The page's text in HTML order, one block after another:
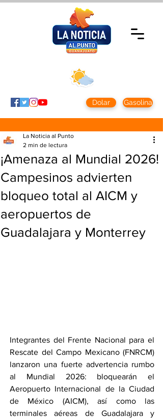
Dolar Gasolina
¡Amenaza al Mundial 2026!
Campesinos advierten
bloqueo total al AICM y
aeropuertos de
Guadalajara y Monterrey
La Noticia al Punto
2 min de lectura
Integrantes del Frente Nacional para el
Rescate del Campo Mexicano (FNRCM)
lanzaron una fuerte advertencia rumbo
al Mundial 2026: bloquearán el
Aeropuerto Internacional de la Ciudad
de México (AICM), así como las
terminales aéreas de Guadalajara y